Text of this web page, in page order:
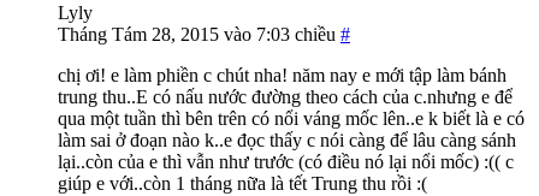
Lyly
Tháng Tám 28, 2015 vào 7:03 chiều #
chị ơi! e làm phiền c chút nha! năm nay e mới tập làm bánh
trung thu..E có nấu nước đường theo cách của c.nhưng e để
qua một tuần thì bên trên có nổi váng mốc lên..e k biết là e có
làm sai ở đoạn nào k..e đọc thấy c nói càng để lâu càng sánh
lại..còn của e thì vẫn như trước (có điều nó lại nổi mốc) :(( c
giúp e với..còn 1 tháng nữa là tết Trung thu rồi :(